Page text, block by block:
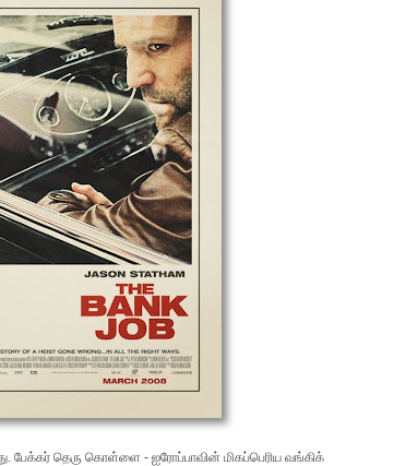
பேக்கர் தெரு கொள்ளை - ஐரோப்பாவின் மிகப்பெரிய வங்கிக்